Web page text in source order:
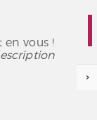
en vous !